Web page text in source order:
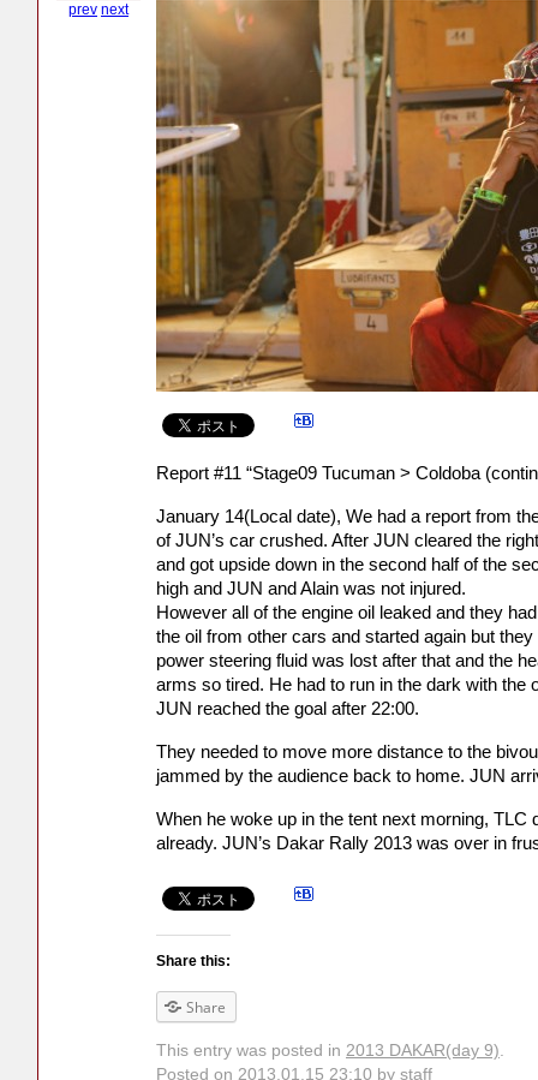
prev next
Report #11 “Stage09 Tucuman > Coldoba
January 14(Local date), We had a report from
of JUN’s car crushed. After JUN cleared the
and got upside down in the second half of the
high and JUN and Alain was not injured.
However all of the engine oil leaked and they
the oil from other cars and started again but
power steering fluid was lost after that and the
arms so tired. He had to run in the dark with the
JUN reached the goal after 22:00.
They needed to move more distance to the
jammed by the audience back to home. JUN
When he woke up in the tent next morning, TLC
already. JUN’s Dakar Rally 2013 was over in
Share this:
Share
This entry was posted in 2013 DAKAR(day 9).
Posted on 2013.01.15 23:10 by staff